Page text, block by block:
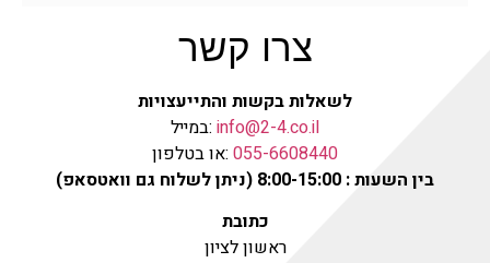
צרו קשר
לשאלות בקשות והתייעצויות
info@2-4.co.il :במייל
055-6608440 :או בטלפון
בין השעות : 8:00-15:00 (ניתן לשלוח גם וואטסאפ)
כתובת
ראשון לציון